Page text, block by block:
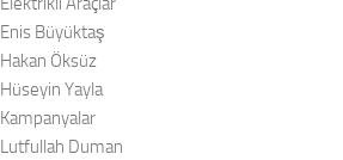
Enis Büyüktaş
Hakan Öksüz
Hüseyin Yayla
Kampanyalar
Lutfullah Duman